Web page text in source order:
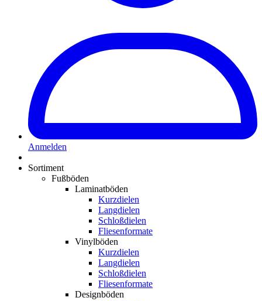
Anmelden
Sortiment
Fußböden
Laminatböden
Kurzdielen
Langdielen
Schloßdielen
Fliesenformate
Vinylböden
Kurzdielen
Langdielen
Schloßdielen
Fliesenformate
Designböden